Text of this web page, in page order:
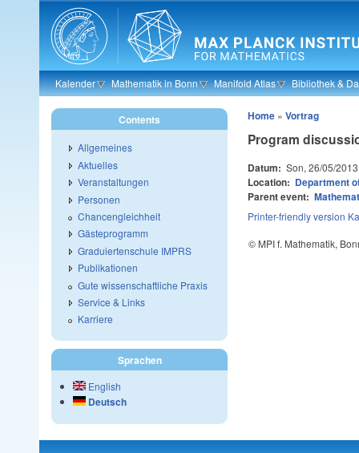
Skip to main content
Kalender Mathematik in Bonn Manifold Atlas Bibliothek &
Home » Vortrag
Program
Datum: Son, 26/05/
Location: Department
Parent event:
Printer-friendly version
© MPI f. Mathematik,
Contents
Allgemeines
Aktuelles
Veranstaltungen
Personen
Chancengleichheit
Gästeprogramm
Graduiertenschule IMPRS
Publikationen
Gute wissenschaftliche Praxis
Service & Links
Karriere
Sprachen
English
Deutsch